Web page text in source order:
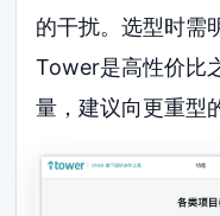
的干扰。选型时需
Tower是高性价比
量，建议向更重型